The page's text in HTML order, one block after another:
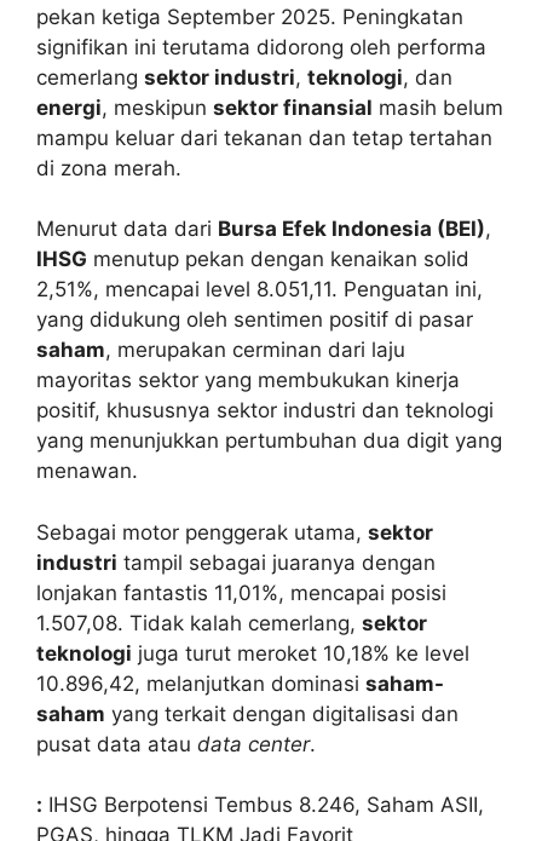
pekan ketiga September 2025. Peningkatan
signifikan ini terutama didorong oleh performa
cemerlang sektor industri, teknologi, dan
energi, meskipun sektor finansial masih belum
mampu keluar dari tekanan dan tetap tertahan
di zona merah.
Menurut data dari Bursa Efek Indonesia (BEI),
IHSG menutup pekan dengan kenaikan solid
2,51%, mencapai level 8.051,11. Penguatan ini,
yang didukung oleh sentimen positif di pasar
saham, merupakan cerminan dari laju
mayoritas sektor yang membukukan kinerja
positif, khususnya sektor industri dan teknologi
yang menunjukkan pertumbuhan dua digit yang
menawan.
Sebagai motor penggerak utama, sektor
industri tampil sebagai juaranya dengan
lonjakan fantastis 11,01%, mencapai posisi
1.507,08. Tidak kalah cemerlang, sektor
teknologi juga turut meroket 10,18% ke level
10.896,42, melanjutkan dominasi saham-
saham yang terkait dengan digitalisasi dan
pusat data atau data center.
: IHSG Berpotensi Tembus 8.246, Saham ASII,
PGAS, hingga TLKM Jadi Favorit